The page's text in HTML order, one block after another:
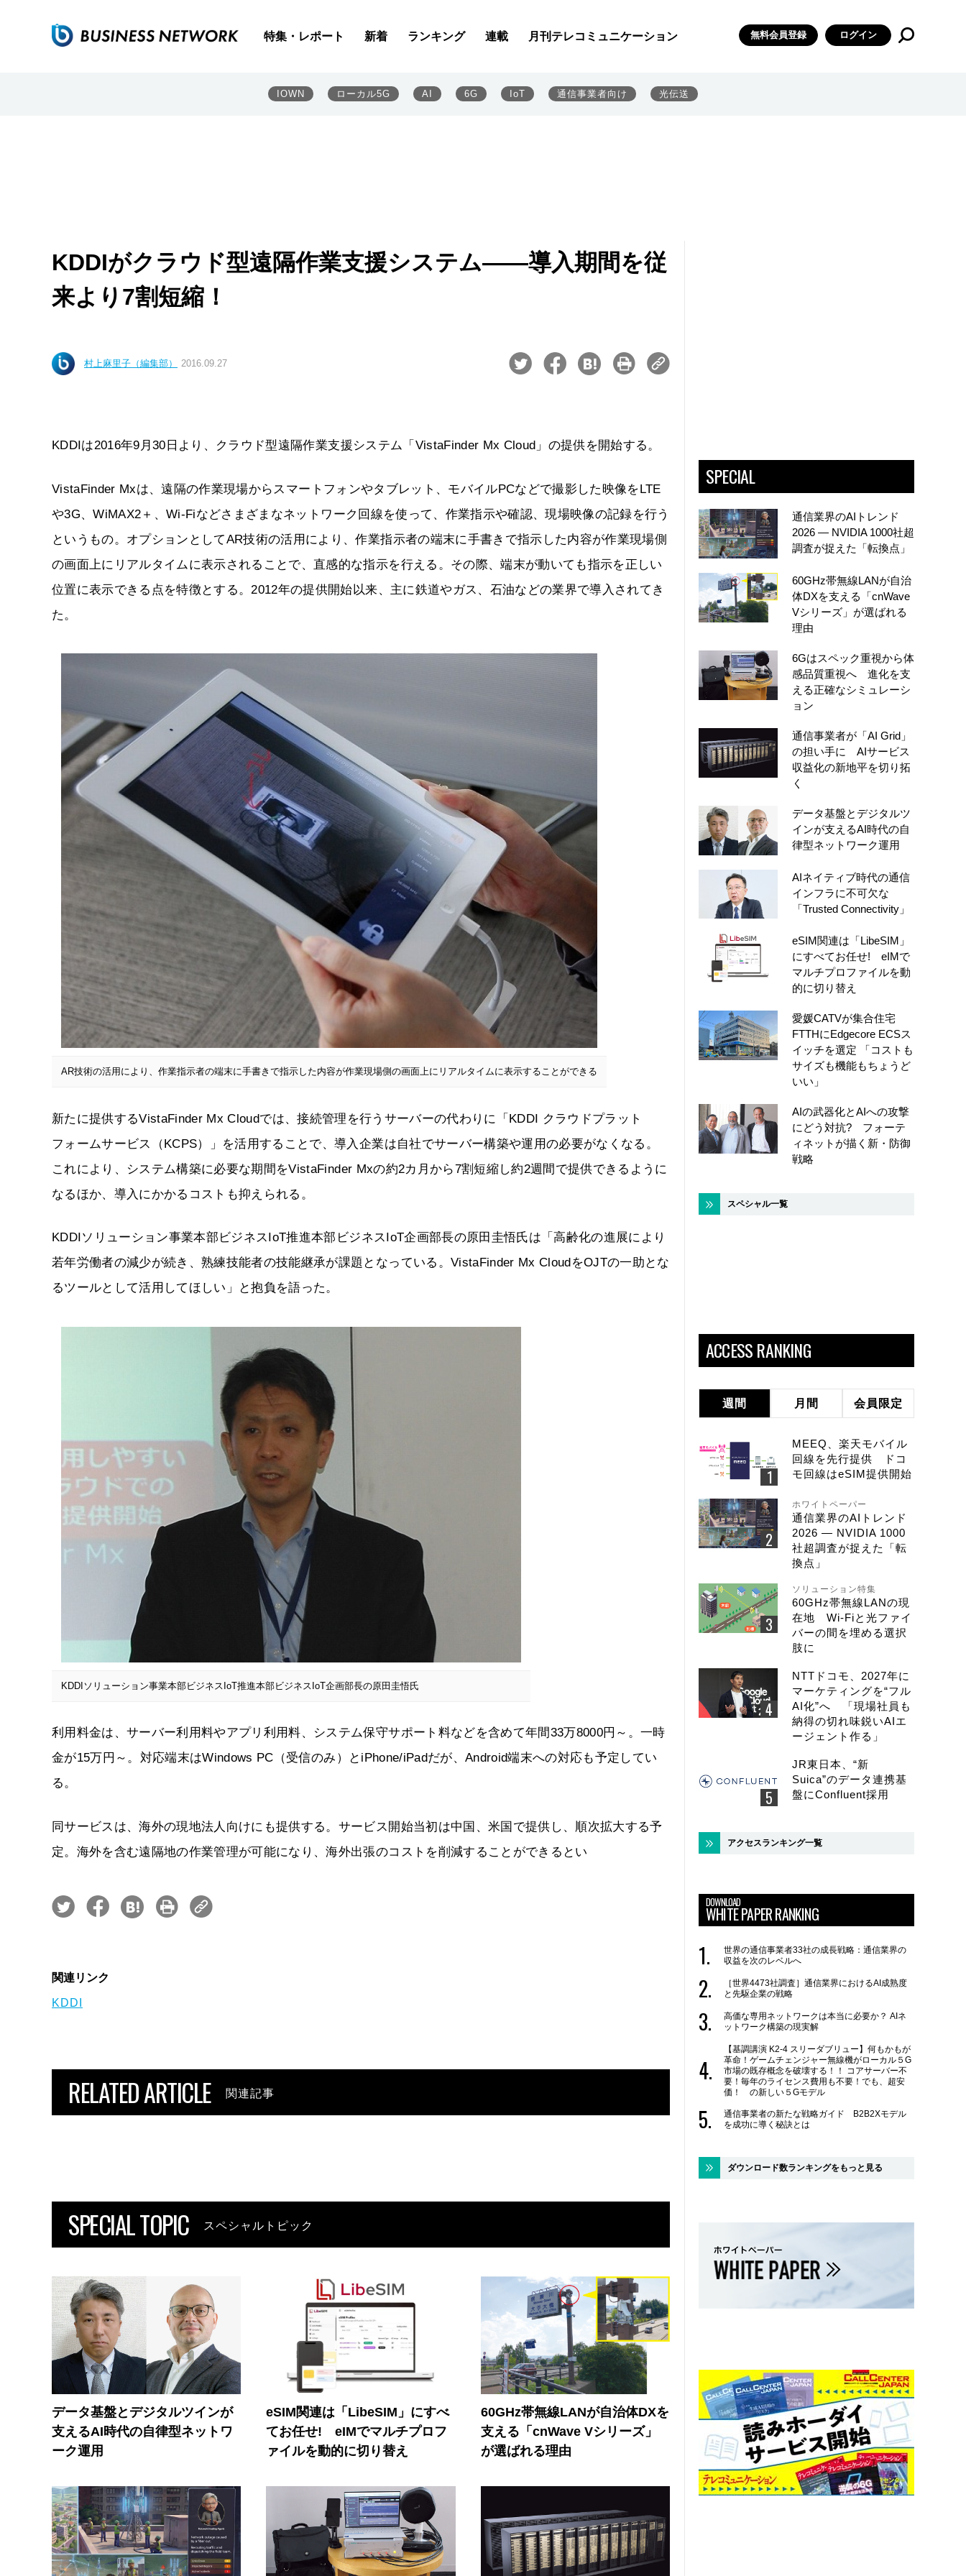
特集・レポート 新着 ランキング 連載 月刊テレコミュニケーション 無料会員登録 ログイン
IOWN ローカル5G AI 6G IoT 通信事業者向け 光伝送
KDDIがクラウド型遠隔作業支援システム――導入期間を従
来より7割短縮！
村上麻里子（編集部） 2016.09.27
KDDIは2016年9月30日より、クラウド型遠隔作業支援システム「VistaFinder Mx Cloud」の提供を開始する。
VistaFinder Mxは、遠隔の作業現場からスマートフォンやタブレット、モバイルPCなどで撮影した映像をLTE
や3G、WiMAX2＋、Wi-Fiなどさまざまなネットワーク回線を使って、作業指示や確認、現場映像の記録を行う
というもの。オプションとしてAR技術の活用により、作業指示者の端末に手書きで指示した内容が作業現場側
の画面上にリアルタイムに表示されることで、直感的な指示を行える。その際、端末が動いても指示を正しい
位置に表示できる点を特徴とする。2012年の提供開始以来、主に鉄道やガス、石油などの業界で導入されてき
た。
AR技術の活用により、作業指示者の端末に手書きで指示した内容が作業現場側の画面上にリアルタイムに表示することができる
新たに提供するVistaFinder Mx Cloudでは、接続管理を行うサーバーの代わりに「KDDI クラウドプラット
フォームサービス（KCPS）」を活用することで、導入企業は自社でサーバー構築や運用の必要がなくなる。
これにより、システム構築に必要な期間をVistaFinder Mxの約2カ月から7割短縮し約2週間で提供できるように
なるほか、導入にかかるコストも抑えられる。
KDDIソリューション事業本部ビジネスIoT推進本部ビジネスIoT企画部長の原田圭悟氏は「高齢化の進展により
若年労働者の減少が続き、熟練技能者の技能継承が課題となっている。VistaFinder Mx CloudをOJTの一助とな
るツールとして活用してほしい」と抱負を語った。
KDDIソリューション事業本部ビジネスIoT推進本部ビジネスIoT企画部長の原田圭悟氏
利用料金は、サーバー利用料やアプリ利用料、システム保守サポート料などを含めて年間33万8000円～。一時
金が15万円～。対応端末はWindows PC（受信のみ）とiPhone/iPadだが、Android端末への対応も予定してい
る。
同サービスは、海外の現地法人向けにも提供する。サービス開始当初は中国、米国で提供し、順次拡大する予
定。海外を含む遠隔地の作業管理が可能になり、海外出張のコストを削減することができるとい
関連リンク
KDDI
RELATED ARTICLE 関連記事
SPECIAL TOPIC スペシャルトピック
データ基盤とデジタルツインが
支えるAI時代の自律型ネットワ
ーク運用
eSIM関連は「LibeSIM」にすべ
てお任せ! eIMでマルチプロフ
ァイルを動的に切り替え
60GHz帯無線LANが自治体DXを
支える「cnWave Vシリーズ」
が選ばれる理由
SPECIAL
通信業界のAIトレンド
2026 ― NVIDIA 1000社超
調査が捉えた「転換点」
60GHz帯無線LANが自治
体DXを支える「cnWave
Vシリーズ」が選ばれる
理由
6Gはスペック重視から体
感品質重視へ 進化を支
える正確なシミュレーシ
ョン
通信事業者が「AI Grid」
の担い手に AIサービス
収益化の新地平を切り拓
く
データ基盤とデジタルツ
インが支えるAI時代の自
律型ネットワーク運用
AIネイティブ時代の通信
インフラに不可欠な
「Trusted Connectivity」
eSIM関連は「LibeSIM」
にすべてお任せ! eIMで
マルチプロファイルを動
的に切り替え
愛媛CATVが集合住宅
FTTHにEdgecore ECSス
イッチを選定 「コストも
サイズも機能もちょうど
いい」
AIの武器化とAIへの攻撃
にどう対抗? フォーテ
ィネットが描く新・防御
戦略
スペシャル一覧
ACCESS RANKING
週間 月間 会員限定
MEEQ、楽天モバイル
回線を先行提供 ドコ
モ回線はeSIM提供開始
ホワイトペーパー
通信業界のAIトレンド
2026 ― NVIDIA 1000
社超調査が捉えた「転
換点」
ソリューション特集
60GHz帯無線LANの現
在地 Wi-Fiと光ファイ
バーの間を埋める選択
肢に
NTTドコモ、2027年に
マーケティングを“フル
AI化”へ 「現場社員も
納得の切れ味鋭いAIエ
ージェント作る」
JR東日本、“新
Suica”のデータ連携基
盤にConfluent採用
アクセスランキング一覧
DOWNLOAD
WHITE PAPER RANKING
世界の通信事業者33社の成長戦略：通信業界の
収益を次のレベルへ
［世界4473社調査］通信業界におけるAI成熟度
と先駆企業の戦略
高価な専用ネットワークは本当に必要か？ AIネ
ットワーク構築の現実解
【基調講演 K2-4 スリーダブリュー】何もかもが
革命！ゲームチェンジャー無線機がローカル５G
市場の既存概念を破壊する！！ コアサーバー不
要！毎年のライセンス費用も不要！でも、超安
価！ の新しい５Gモデル
通信事業者の新たな戦略ガイド B2B2Xモデル
を成功に導く秘訣とは
ダウンロード数ランキングをもっと見る